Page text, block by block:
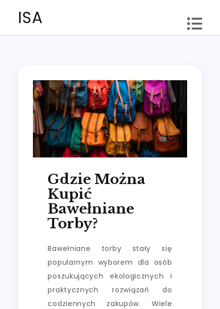
ISA
Gdzie Można
Kupić
Bawełniane
Torby?
Bawełniane torby stały się
popularnym wyborem dla osób
poszukujących ekologicznych i
praktycznych rozwiązań do
codziennych zakupów. Wiele